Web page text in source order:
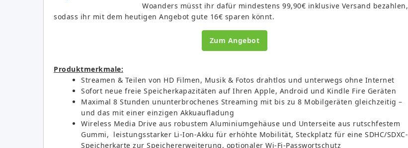
Woanders müsst ihr dafür mindestens 99,90€ inklusive Versand bezahlen,
sodass ihr mit dem heutigen Angebot gute 16€ sparen könnt.
Zum Angebot
Produktmerkmale:
Streamen & Teilen von HD Filmen, Musik & Fotos drahtlos und unterwegs ohne Internet
Sofort neue freie Speicherkapazitäten auf Ihren Apple, Android und Kindle Fire Geräten
Maximal 8 Stunden ununterbrochenes Streaming mit bis zu 8 Mobilgeräten gleichzeitig –
und das mit einer einzigen Akkuaufladung
Wireless Media Drive aus robustem Aluminiumgehäuse und Unterseite aus rutschfestem
Gummi, leistungsstarker Li-Ion-Akku für erhöhte Mobilität, Steckplatz für eine SDHC/SDXC-
Speicherkarte zur Speichererweiterung, optionaler Wi-Fi-Passwortschutz